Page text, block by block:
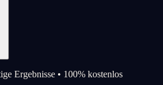
Ergebnisse • 100% kostenlos